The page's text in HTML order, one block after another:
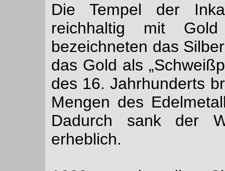
Die Tempel der
reichhaltig mit
bezeichneten das
das Gold als
des 16. Jahrhunderts
Mengen des
Dadurch sank der
erheblich.